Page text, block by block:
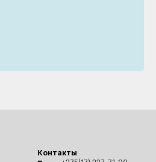
Контакты